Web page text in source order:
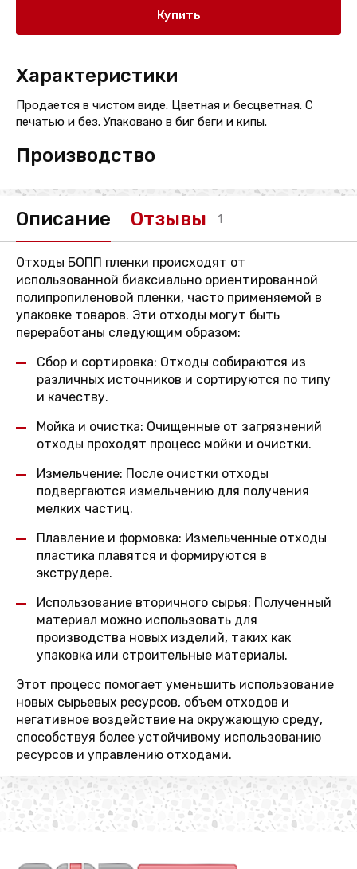
Купить
Характеристики
Продается в чистом виде. Цветная и бесцветная. С
печатью и без. Упаковано в биг беги и кипы.
Производство
Описание Отзывы 1
Отходы БОПП пленки происходят от
использованной биаксиально ориентированной
полипропиленовой пленки, часто применяемой в
упаковке товаров. Эти отходы могут быть
переработаны следующим образом:
Сбор и сортировка: Отходы собираются из
различных источников и сортируются по типу
и качеству.
Мойка и очистка: Очищенные от загрязнений
отходы проходят процесс мойки и очистки.
Измельчение: После очистки отходы
подвергаются измельчению для получения
мелких частиц.
Плавление и формовка: Измельченные отходы
пластика плавятся и формируются в
экструдере.
Использование вторичного сырья: Полученный
материал можно использовать для
производства новых изделий, таких как
упаковка или строительные материалы.
Этот процесс помогает уменьшить использование
новых сырьевых ресурсов, объем отходов и
негативное воздействие на окружающую среду,
способствуя более устойчивому использованию
ресурсов и управлению отходами.